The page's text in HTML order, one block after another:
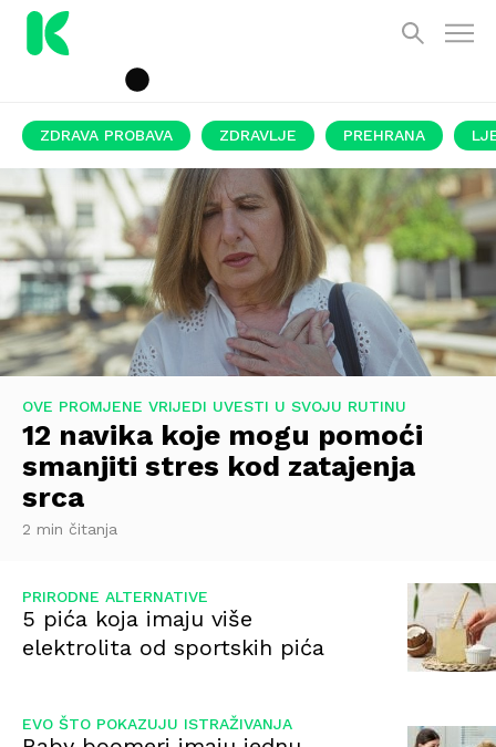
ZDRAVA PROBAVA ZDRAVLJE PREHRANA
OVE PROMJENE VRIJEDI UVESTI U SVOJU RUTINU
12 navika koje mogu pomoći
smanjiti stres kod zatajenja
srca
2 min čitanja
PRIRODNE ALTERNATIVE
5 pića koja imaju više
elektrolita od sportskih pića
EVO ŠTO POKAZUJU ISTRAŽIVANJA